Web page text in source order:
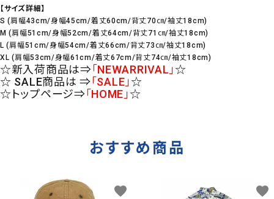
【サイズ詳細】
S (肩幅43cm/身幅45cm/着丈60cm/背丈70㎝/袖丈18cm)
M (肩幅51cm/身幅52cm/着丈64cm/背丈71㎝/袖丈18cm)
L (肩幅51cm/身幅54cm/着丈66cm/背丈73㎝/袖丈18cm)
XL (肩幅53cm/身幅61cm/着丈67cm/背丈74㎝/袖丈18cm)
☆新入荷商品は⇒「NEWARRIVAL」☆
☆ SALE商品は ⇒「SALE」☆
☆トップページ⇒「HOME」☆
おすすめ商品
favorite favorite